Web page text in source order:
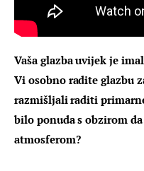
Vaša glazba uvijek je
Vi osobno radite glazbu
razmišljali raditi
bilo ponuda s obzirom
atmosferom?